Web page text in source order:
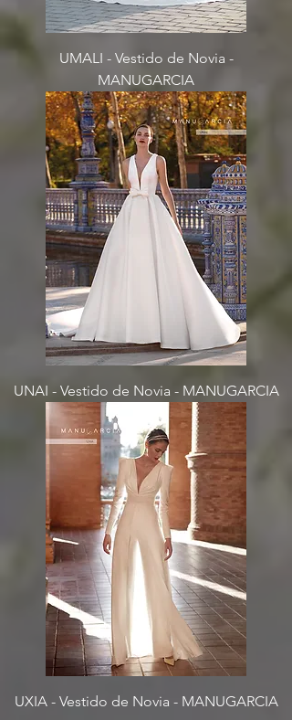
UMALI - Vestido de Novia -
MANUGARCIA
UNAI - Vestido de Novia - MANUGARCIA
UXIA - Vestido de Novia - MANUGARCIA